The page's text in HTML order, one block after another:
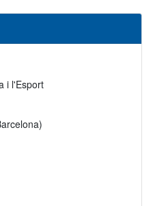
i l'Esport